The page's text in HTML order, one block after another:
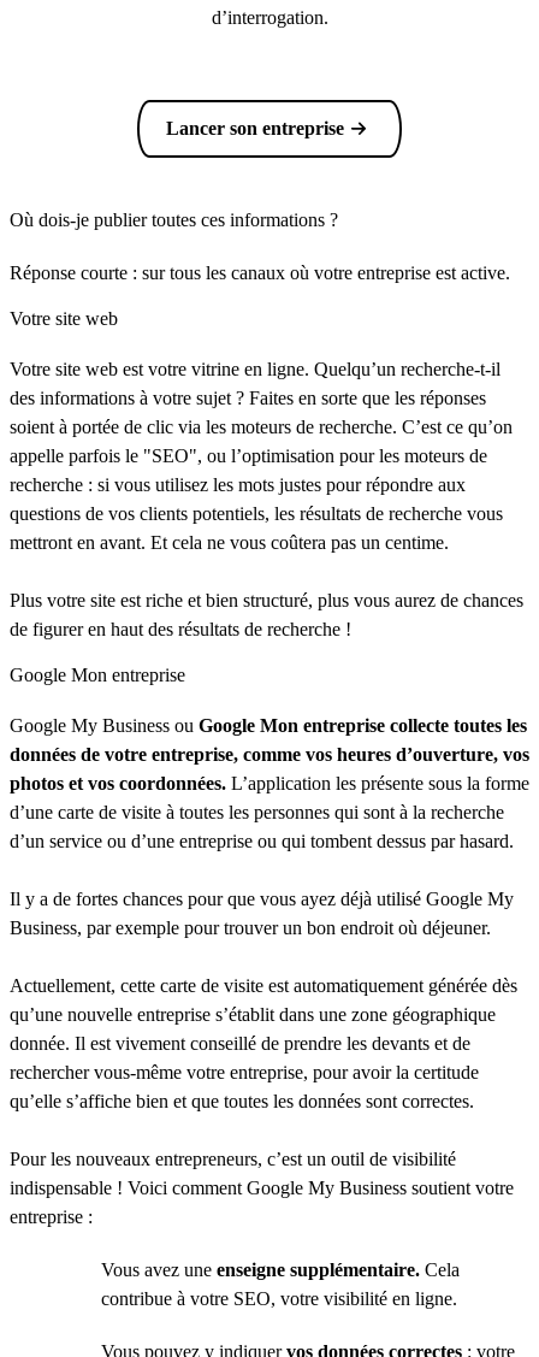
d’interrogation.
Lancer son entreprise
Où dois-je publier toutes ces informations ?
Réponse courte : sur tous les canaux où votre entreprise est active.
Votre site web
Votre site web est votre vitrine en ligne. Quelqu’un recherche-t-il
des informations à votre sujet ? Faites en sorte que les réponses
soient à portée de clic via les moteurs de recherche. C’est ce qu’on
appelle parfois le "SEO", ou l’optimisation pour les moteurs de
recherche : si vous utilisez les mots justes pour répondre aux
questions de vos clients potentiels, les résultats de recherche vous
mettront en avant. Et cela ne vous coûtera pas un centime.
Plus votre site est riche et bien structuré, plus vous aurez de chances
de figurer en haut des résultats de recherche !
Google Mon entreprise
Google My Business ou Google Mon entreprise collecte toutes les
données de votre entreprise, comme vos heures d’ouverture, vos
photos et vos coordonnées. L’application les présente sous la forme
d’une carte de visite à toutes les personnes qui sont à la recherche
d’un service ou d’une entreprise ou qui tombent dessus par hasard.
Il y a de fortes chances pour que vous ayez déjà utilisé Google My
Business, par exemple pour trouver un bon endroit où déjeuner.
Actuellement, cette carte de visite est automatiquement générée dès
qu’une nouvelle entreprise s’établit dans une zone géographique
donnée. Il est vivement conseillé de prendre les devants et de
rechercher vous-même votre entreprise, pour avoir la certitude
qu’elle s’affiche bien et que toutes les données sont correctes.
Pour les nouveaux entrepreneurs, c’est un outil de visibilité
indispensable ! Voici comment Google My Business soutient votre
entreprise :
Vous avez une enseigne supplémentaire. Cela
contribue à votre SEO, votre visibilité en ligne.
Vous pouvez y indiquervos données correctes : votre